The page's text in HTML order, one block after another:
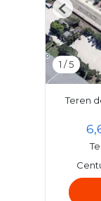
1 /5
Previous
Teren